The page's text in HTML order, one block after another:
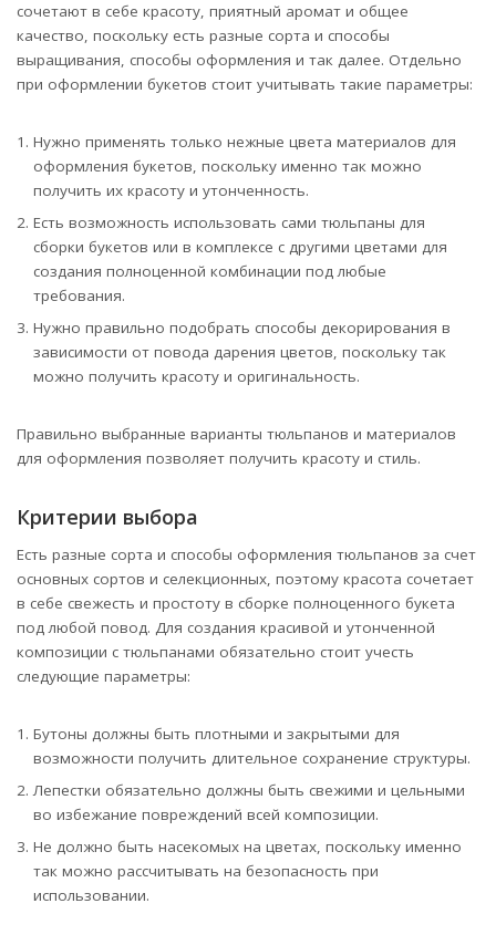
сочетают в себе красоту, приятный аромат и общее
качество, поскольку есть разные сорта и способы
выращивания, способы оформления и так далее. Отдельно
при оформлении букетов стоит учитывать такие параметры:
Нужно применять только нежные цвета материалов для
оформления букетов, поскольку именно так можно
получить их красоту и утонченность.
Есть возможность использовать сами тюльпаны для
сборки букетов или в комплексе с другими цветами для
создания полноценной комбинации под любые
требования.
Нужно правильно подобрать способы декорирования в
зависимости от повода дарения цветов, поскольку так
можно получить красоту и оригинальность.
Правильно выбранные варианты тюльпанов и материалов
для оформления позволяет получить красоту и стиль.
Критерии выбора
Есть разные сорта и способы оформления тюльпанов за счет
основных сортов и селекционных, поэтому красота сочетает
в себе свежесть и простоту в сборке полноценного букета
под любой повод. Для создания красивой и утонченной
композиции с тюльпанами обязательно стоит учесть
следующие параметры:
Бутоны должны быть плотными и закрытыми для
возможности получить длительное сохранение структуры.
Лепестки обязательно должны быть свежими и цельными
во избежание повреждений всей композиции.
Не должно быть насекомых на цветах, поскольку именно
так можно рассчитывать на безопасность при
использовании.